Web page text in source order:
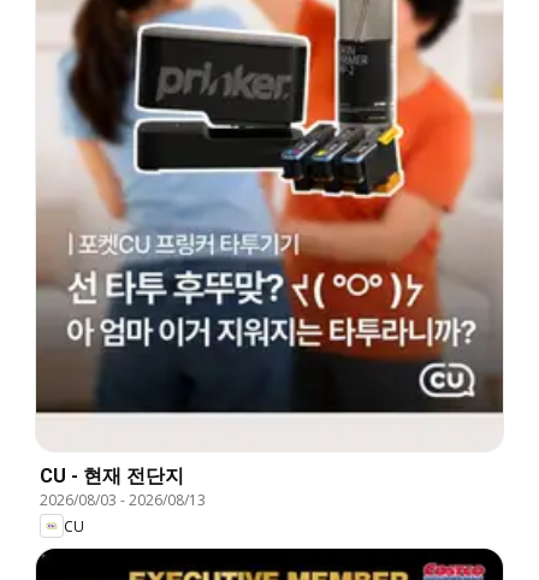
CU - 현재 전단지
2026/08/03 -2026/08/13
CU